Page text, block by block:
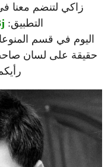
زاكي لتنضم معنا
التطبيق:
اليوم في قسم
حقيقة على لسان صاحب